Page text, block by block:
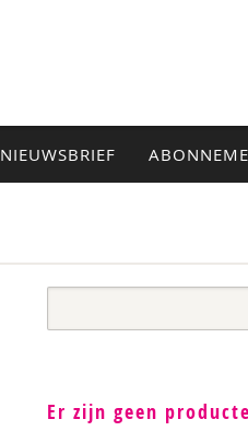
NIEUWSBRIEF
Er zijn geen